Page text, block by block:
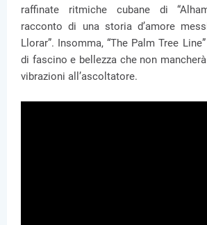
raffinate ritmiche cubane di
racconto di una storia d’amore
Llorar”. Insomma, “The Palm Tree
di fascino e bellezza che non
vibrazioni all’ascoltatore.